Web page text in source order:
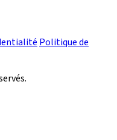
Politique de